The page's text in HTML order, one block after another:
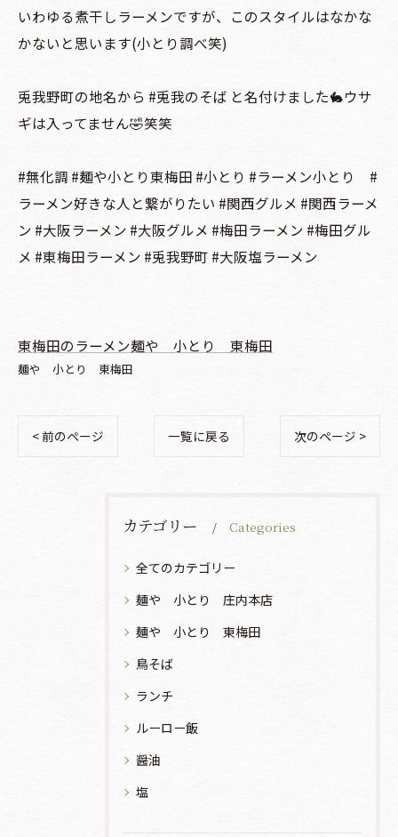
いわゆる煮干しラーメンですが、このスタイルはなかな
かないと思います(小とり調べ笑)
兎我野町の地名から #兎我のそば と名付けました🐇ウサ
ギは入ってません🤣笑笑
#無化調 #麺や小とり東梅田 #小とり #ラーメン小とり #
ラーメン好きな人と繋がりたい #関西グルメ #関西ラーメ
ン #大阪ラーメン #大阪グルメ #梅田ラーメン #梅田グル
メ #東梅田ラーメン #兎我野町 #大阪塩ラーメン
東梅田のラーメン麺や 小とり 東梅田
麺や 小とり 東梅田
< 前のページ 一覧に戻る 次のページ >
カテゴリー Categories
全てのカテゴリー
麺や 小とり 庄内本店
麺や 小とり 東梅田
鳥そば
ランチ
ルーロー飯
醤油
塩